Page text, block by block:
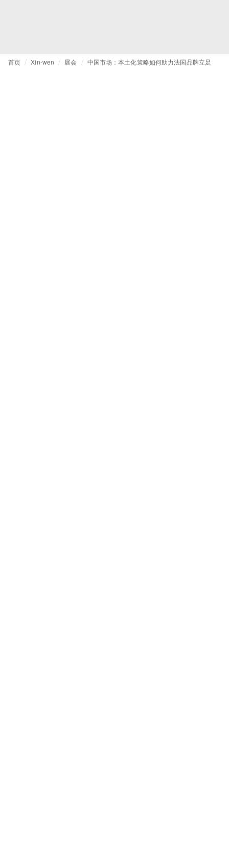
首页 Xin-wen 展会 中国市场：本土化策略如何助力法国品牌立足